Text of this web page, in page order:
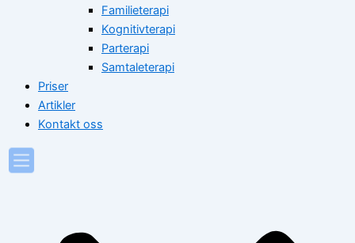
Familieterapi
Kognitivterapi
Parterapi
Samtaleterapi
Priser
Artikler
Kontakt oss